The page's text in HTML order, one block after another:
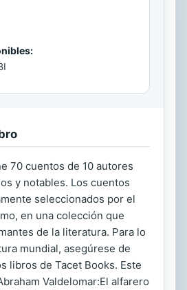
70 cuentos de 10 autores
y notables. Los cuentos
seleccionados por el
en una colección que
de la literatura. Para lo
mundial, asegúrese de
libros de Tacet Books. Este
Valdelomar:El alfarero